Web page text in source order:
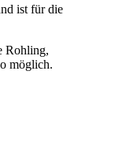
ist für die
Rohling,
möglich.